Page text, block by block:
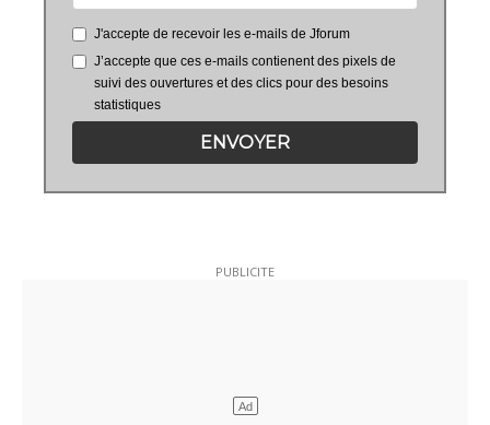
J'accepte de recevoir les e-mails de Jforum
J’accepte que ces e-mails contienent des pixels de
suivi des ouvertures et des clics pour des besoins
statistiques
ENVOYER